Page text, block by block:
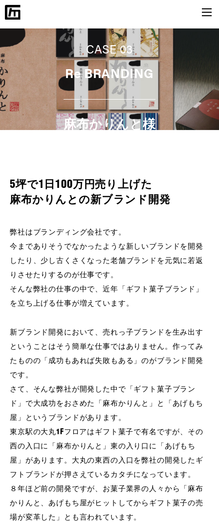
CASE 03
Re BRANDING
麻布かりんと様
5坪で1日100万円売り上げた
麻布かりんとの新ブランド開発
弊社はブランディング会社です。
今までありそうでなかったような新しいブランドを開発
したり、少し古くさくなった老舗ブランドを元気に若返
りさせたりするのが仕事です。
そんな弊社の仕事の中で、近年「ギフト菓子ブランド」
を立ち上げる仕事が増えています。
新ブランド開発において、売れっ子ブランドを生み出す
ということはそう簡単な仕事ではありません。作ってみ
たものの「成功もあれば失敗もある」のがブランド開発
です。
さて、そんな弊社が開発した中で「ギフト菓子ブラン
ド」で大成功をおさめた「麻布かりんと」と「あげもち
屋」というブランドがあります。
東京駅の大丸1Fフロアはギフト菓子で有名ですが、その
西の入口に「麻布かりんと」東の入り口に「あげもち
屋」があります。大丸の東西の入口を弊社の開発したギ
フトブランドが押さえているカタチになっています。
８年ほど前の開発ですが、お菓子業界の人々から「麻布
かりんと、あげもち屋がヒットしてからギフト菓子の売
場が変革した」とも言われています。